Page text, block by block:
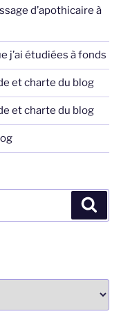
d’apothicaire à
j’ai étudiées à fonds
et charte du blog
et charte du blog